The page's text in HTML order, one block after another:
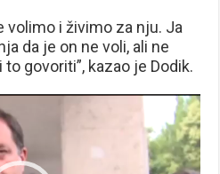
volimo i živimo za nju. Ja
da je on ne voli, ali ne
govoriti”, kazao je Dodik.